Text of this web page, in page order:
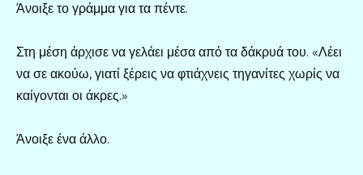
Άνοιξε το γράμμα για τα πέντε.
Στη μέση άρχισε να γελάει μέσα από τα δάκρυά του. «Λέει
να σε ακούω, γιατί ξέρεις να φτιάχνεις τηγανίτες χωρίς να
καίγονται οι άκρες.»
Άνοιξε ένα άλλο.